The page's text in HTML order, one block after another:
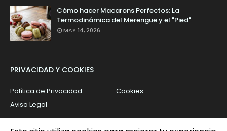
Cómo hacer Macarons Perfectos: La
Termodinámica del Merengue y el "Pied"
MAY 14, 2026
PRIVACIDAD Y COOKIES
Política de Privacidad
Cookies
Aviso Legal